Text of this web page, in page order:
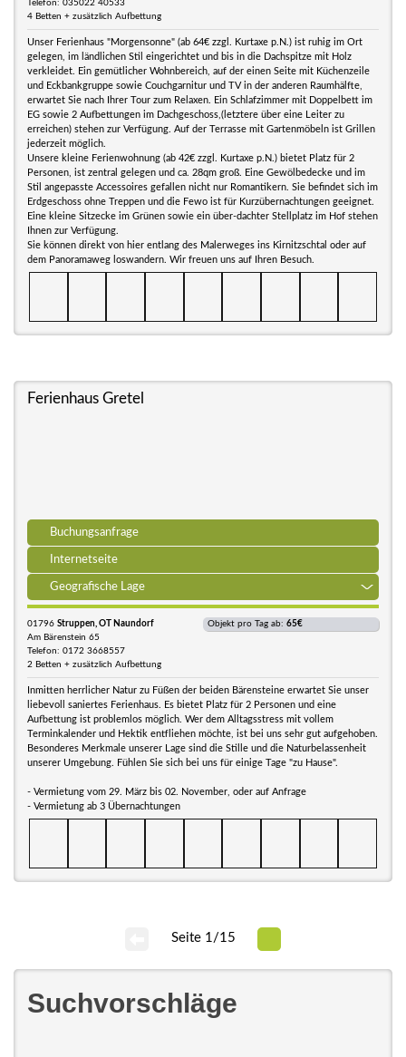
Telefon: 035022 40533
4 Betten + zusätzlich Aufbettung
Unser Ferienhaus "Morgensonne" (ab 64€ zzgl. Kurtaxe p.N.) ist ruhig im Ort
gelegen, im ländlichen Stil eingerichtet und bis in die Dachspitze mit Holz
verkleidet. Ein gemütlicher Wohnbereich, auf der einen Seite mit Küchenzeile
und Eckbankgruppe sowie Couchgarnitur und TV in der anderen Raumhälfte,
erwartet Sie nach Ihrer Tour zum Relaxen. Ein Schlafzimmer mit Doppelbett im
EG sowie 2 Aufbettungen im Dachgeschoss,(letztere über eine Leiter zu
erreichen) stehen zur Verfügung. Auf der Terrasse mit Gartenmöbeln ist Grillen
jederzeit möglich.
Unsere kleine Ferienwohnung (ab 42€ zzgl. Kurtaxe p.N.) bietet Platz für 2
Personen, ist zentral gelegen und ca. 28qm groß. Eine Gewölbedecke und im
Stil angepasste Accessoires gefallen nicht nur Romantikern. Sie befindet sich im
Erdgeschoss ohne Treppen und die Fewo ist für Kurzübernachtungen geeignet.
Eine kleine Sitzecke im Grünen sowie ein über-dachter Stellplatz im Hof stehen
Ihnen zur Verfügung.
Sie können direkt von hier entlang des Malerweges ins Kirnitzschtal oder auf
dem Panoramaweg loswandern. Wir freuen uns auf Ihren Besuch.
Ferienhaus Gretel
Buchungsanfrage
Internetseite
Geografische Lage
01796 Struppen, OT Naundorf
Am Bärenstein 65
Telefon: 0172 3668557
2 Betten + zusätzlich Aufbettung
Objekt pro Tag ab: 65€
Inmitten herrlicher Natur zu Füßen der beiden Bärensteine erwartet Sie unser
liebevoll saniertes Ferienhaus. Es bietet Platz für 2 Personen und eine
Aufbettung ist problemlos möglich. Wer dem Alltagsstress mit vollem
Terminkalender und Hektik entfliehen möchte, ist bei uns sehr gut aufgehoben.
Besonderes Merkmale unserer Lage sind die Stille und die Naturbelassenheit
unserer Umgebung. Fühlen Sie sich bei uns für einige Tage "zu Hause".
- Vermietung vom 29. März bis 02. November, oder auf Anfrage
- Vermietung ab 3 Übernachtungen
Seite 1/15
Suchvorschläge